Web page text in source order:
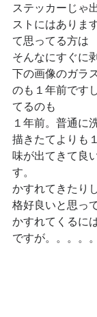
ステッカーじゃ
ストにはありま
て思ってる方は
そんなにすぐに
下の画像のガラ
のも１年前です
てるのも
１年前。普通に
描きたてよりも
味が出てきて良
す。
かすれてきたり
格好良いと思っ
かすれてくるに
ですが。。。。。